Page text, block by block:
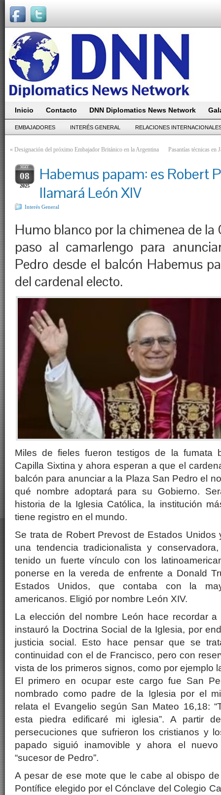
Inicio Contacto DNN Diplomatics News Network
EMBAJADORES INTERÉS GENERAL RELACIONES
« Designación del próximo Embajador Británico en la Argentina Pasantías técnicas en
MAY
08
2025
Habemus papam: es Robert
llamará León XIV
Interés General
Humo blanco por la chimenea de
paso al camarlengo para
Pedro desde el balcón Habemus
del cardenal electo.
Miles de fieles fueron testigos de la fumata
Capilla Sixtina y ahora esperan a que el
balcón para anunciar a la Plaza San Pedro el
qué nombre adoptará para su Gobierno.
historia de la Iglesia Católica, la institución
tiene registro en el mundo.
Se trata de Robert Prevost de Estados
una tendencia tradicionalista y
tenido un fuerte vínculo con los
ponerse en la vereda de enfrente a Donald
Estados Unidos, que contaba con la
americanos. Eligió por nombre León XIV.
La elección del nombre León hace recordar
instauró la Doctrina Social de la Iglesia, por
justicia social. Esto hace pensar que se
continuidad con el de Francisco, pero con
vista de los primeros signos, como por ejemplo
El primero en ocupar este cargo fue San
nombrado como padre de la Iglesia por el
relata el Evangelio según San Mateo 16,18:
esta piedra edificaré mi iglesia”. A partir
persecuciones que sufrieron los cristianos y
papado siguió inamovible y ahora el
“sucesor de Pedro”.
A pesar de ese mote que le cabe al obispo
Pontífice elegido por el Cónclave del Colegio